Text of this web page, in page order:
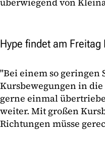
Hype findet am Freitag
"Bei einem so geringen
Kursbewegungen in
gerne einmal
weiter. Mit großen
Richtungen müsse